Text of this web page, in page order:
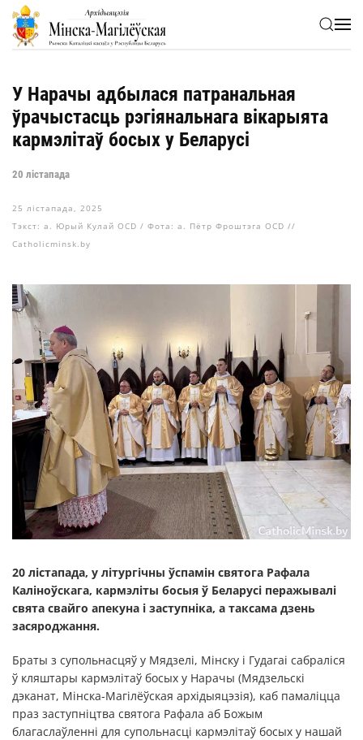
Skip to main content
У Нарачы адбылася патранальная
ўрачыстасць рэгіянальнага вікарыята
кармэлітаў босых у Беларусі
20 лістапада
25 лістапада, 2025
Тэкст: а. Юрый Кулай OCD / Фота: а. Пётр Фроштэга OCD //
Catholicminsk.by
20 лістапада, у літургічны ўспамін святога Рафала
Каліноўскага, кармэліты босыя ў Беларусі перажывалі
свята свайго апекуна і заступніка, а таксама дзень
засяроджання.
Браты з супольнасцяў у Мядзелі, Мінску і Гудагаі сабраліся
ў кляштары кармэлітаў босых у Нарачы (Мядзельскі
дэканат, Мінска-Магілёўская архідыяцэзія), каб памаліцца
праз заступніцтва святога Рафала аб Божым
благаслаўленні для супольнасці кармэлітаў босых у нашай